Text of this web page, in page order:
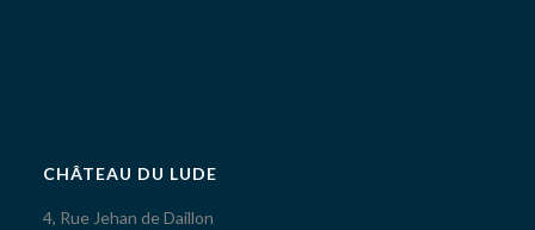
CHÂTEAU DU LUDE
4, Rue Jehan de Daillon